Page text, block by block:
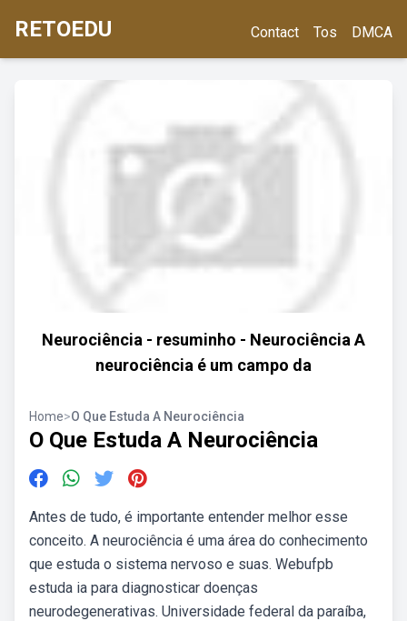
RETOEDU Contact Tos DMCA
Neurociência - resuminho - Neurociência A
neurociência é um campo da
Home>O Que Estuda A Neurociência
O Que Estuda A Neurociência
Antes de tudo, é importante entender melhor esse
conceito. A neurociência é uma área do conhecimento
que estuda o sistema nervoso e suas. Webufpb
estuda ia para diagnosticar doenças
neurodegenerativas. Universidade federal da paraíba,